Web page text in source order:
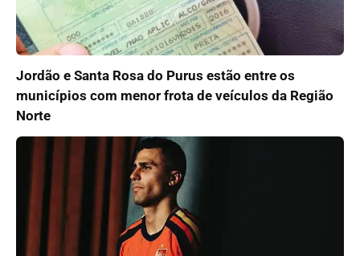
Jordão e Santa Rosa do Purus estão entre os
municípios com menor frota de veículos da Região
Norte